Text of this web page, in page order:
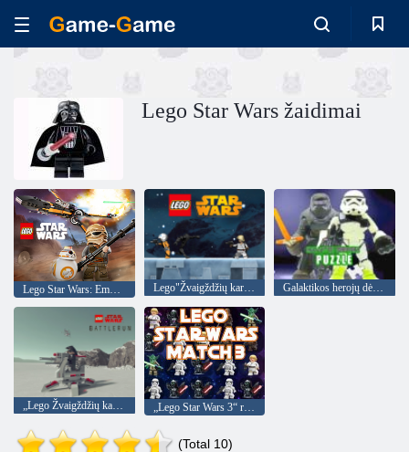
Lego Star Wars žaidimai
Lego Star Wars: Empire vs Rebels 2018 Lego"Žvaigždžių karai"nuotykiai Galaktikos herojų dėlionė
„Lego Žvaigždžių karai“: mūšio bėgimas „Lego Star Wars 3“ rungtynės
(Total 10)